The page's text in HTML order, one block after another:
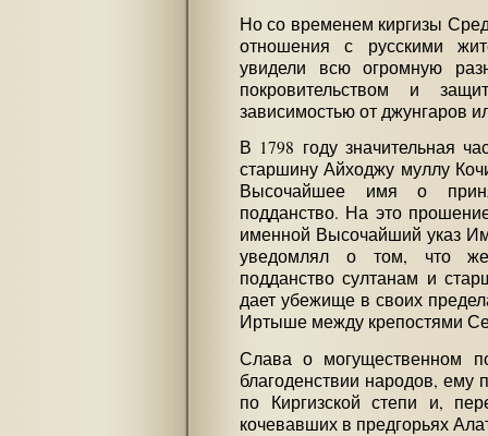
Но со временем киргизы
отношения с русскими
увидели всю огромную
покровительством и
зависимостью от джунгаров
В 1798 году значительная
старшину Айходжу муллу
Высочайшее имя о
подданство. На это
именной Высочайший указ
уведомлял о том, что
подданство султанам и
дает убежище в своих
Иртыше между крепостями
Слава о могущественном
благоденствии народов, ему
по Киргизской степи и,
кочевавших в предгорьях